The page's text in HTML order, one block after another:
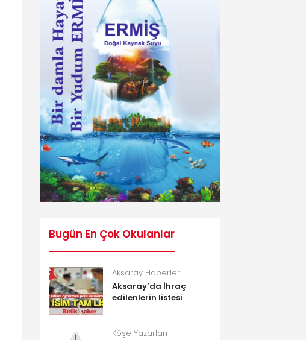
Bugün En Çok Okulanlar
Aksaray Haberleri
Aksaray’da İhraç
edilenlerin listesi
Köşe Yazarları